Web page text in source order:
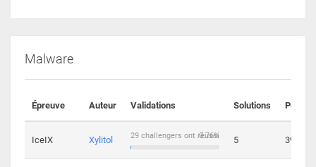
Malware
Épreuve Auteur Validations Solutions Points
IceIX Xylitol 0.76%
29 challengers ont réussi 5 39